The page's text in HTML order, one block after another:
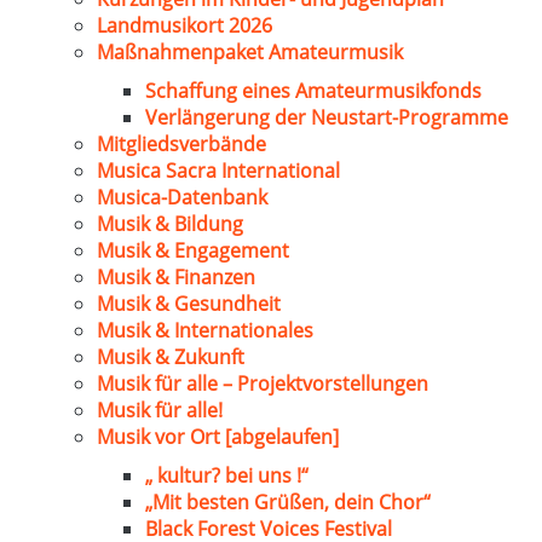
Landmusikort 2026
Maßnahmenpaket Amateurmusik
Schaffung eines Amateurmusikfonds
Verlängerung der Neustart-Programme
Mitgliedsverbände
Musica Sacra International
Musica-Datenbank
Musik & Bildung
Musik & Engagement
Musik & Finanzen
Musik & Gesundheit
Musik & Internationales
Musik & Zukunft
Musik für alle – Projektvorstellungen
Musik für alle!
Musik vor Ort [abgelaufen]
„ kultur? bei uns !“
„Mit besten Grüßen, dein Chor“
Black Forest Voices Festival